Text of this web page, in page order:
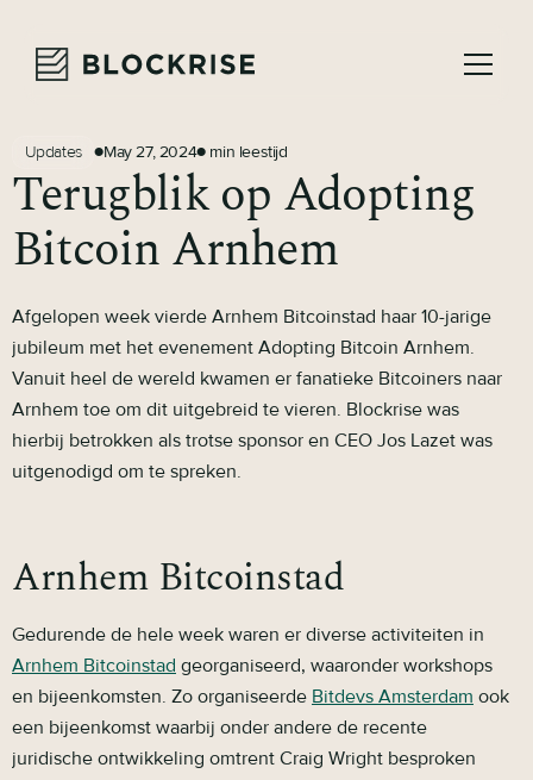
Updates ●May 27, 2024●min leestijd
Terugblik op Adopting
Bitcoin Arnhem
Afgelopen week vierde Arnhem Bitcoinstad haar 10-jarige
jubileum met het evenement Adopting Bitcoin Arnhem.
Vanuit heel de wereld kwamen er fanatieke Bitcoiners naar
Arnhem toe om dit uitgebreid te vieren. Blockrise was
hierbij betrokken als trotse sponsor en CEO Jos Lazet was
uitgenodigd om te spreken.
Arnhem Bitcoinstad
Gedurende de hele week waren er diverse activiteiten in
Arnhem Bitcoinstad georganiseerd, waaronder workshops
en bijeenkomsten. Zo organiseerde Bitdevs Amsterdam ook
een bijeenkomst waarbij onder andere de recente
juridische ontwikkeling omtrent Craig Wright besproken